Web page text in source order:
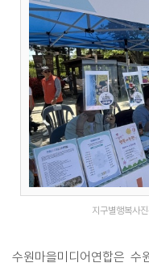
지구별행복사
수원마을미디어연합은 수